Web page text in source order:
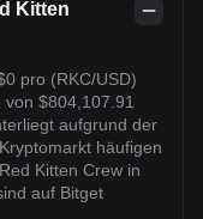
Kitten
pro (RKC/USD)
$804,107.91
aufgrund der
häufigen
Kitten Crew in
auf Bitget